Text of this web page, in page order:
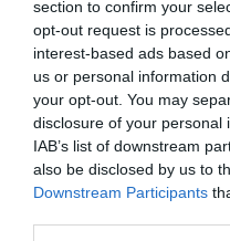
section to confirm your
opt-out request is
interest-based ads based
us or personal information
your opt-out. You may
disclosure of your personal
IAB’s list of downstream
also be disclosed by us to
Downstream Participants
DERNIERS